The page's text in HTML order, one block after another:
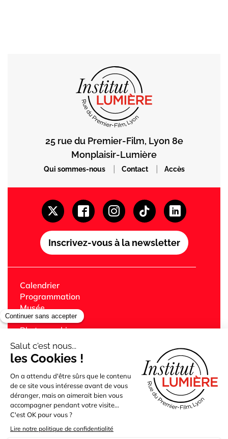
25 rue du Premier-Film, Lyon 8e
Monplaisir-Lumière
Qui sommes-nous | Contact | Accès
Inscrivez-vous à la newsletter
Calendrier
Programmation
Musée
Festival Lumière
Photographie
Librairie
Café
Cinémas Lumière
Édition
Jeune public
Bibliothèque
Partenaires
Location des lieux